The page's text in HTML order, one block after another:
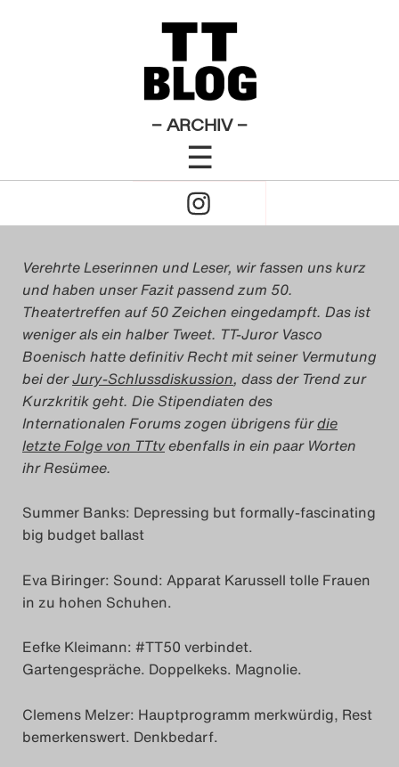
– ARCHIV –
☰
Click
to
Open
Naviagtion
2009
Das Theatertreffen-
2010
Das Theatertreffen-
2011
Das Theatertreffen-
2012
Das Theatertreffen-
2013
Das Theatertreffen-
Das Theatertreffen-
Das Theatertreffen-
Das Theatertreffen-
2017
Das Theatertreffen-
Theatertreffen-Blog 2013
Das 50-Zeichen-Fazit
Nikola Richter&Eva Biringer
Mai Vendelbo
Banks&Eefke Kleimann
Verehrte Leserinnen und Leser, wir fassen uns kurz
und haben unser Fazit passend zum 50.
Theatertreffen auf 50 Zeichen eingedampft. Das ist
weniger als ein halber Tweet. TT-Juror Vasco
Boenisch hatte definitiv Recht mit seiner Vermutung
bei derJury-Schlussdiskussion, dass der Trend zur
Kurzkritik geht. Die Stipendiaten des
Internationalen Forums zogen übrigens fürdie
letzte Folge von TTtvebenfalls in ein paar Worten
ihr Resümee.
Summer Banks: Depressing but formally-fascinating
big budget ballast
Eva Biringer: Sound: Apparat Karussell tolle Frauen
in zu hohen Schuhen.
Eefke Kleimann: #TT50 verbindet.
Gartengespräche. Doppelkeks. Magnolie.
Clemens Melzer: Hauptprogramm merkwürdig, Rest
bemerkenswert. Denkbedarf.